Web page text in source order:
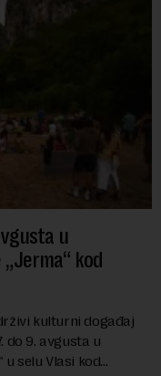
u
kod
kulturni događaj
do 9. avgusta u
selu Vlasi kod